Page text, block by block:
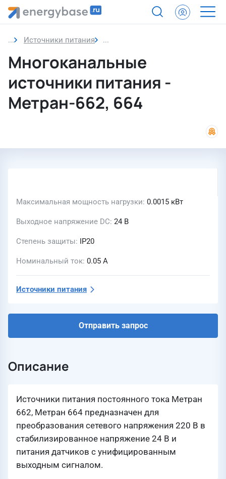
Источники питания Многоканальные источники
Многоканальные
источники питания -
Метран-662, 664
Максимальная мощность нагрузки 0.0015 кВт
Выходное напряжение DC 24 В
Степень защиты IP20
Номинальный ток 0.05 А
Источники питания
Отправить запрос
Описание
Источники питания постоянного тока Метран
662, Метран 664 предназначен для
преобразования сетевого напряжения 220 В в
стабилизированное напряжение 24 В и
питания датчиков с унифицированным
выходным сигналом.